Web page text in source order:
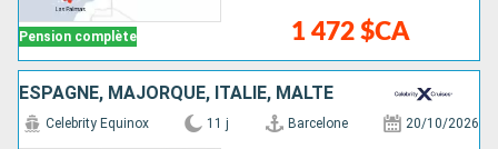
Pension complète 1 472 $CA
ESPAGNE, MAJORQUE, ITALIE, MALTE
Celebrity Equinox 11 j Barcelone 20/10/2026